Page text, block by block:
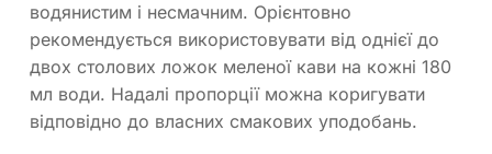
водянистим і несмачним. Орієнтовно
рекомендується використовувати від однієї до
двох столових ложок меленої кави на кожні 180
мл води. Надалі пропорції можна коригувати
відповідно до власних смакових уподобань.